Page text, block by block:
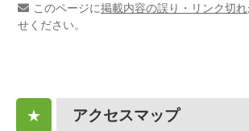
このページに掲載内容の誤り・リンク切れ
せください。
★ アクセスマップ